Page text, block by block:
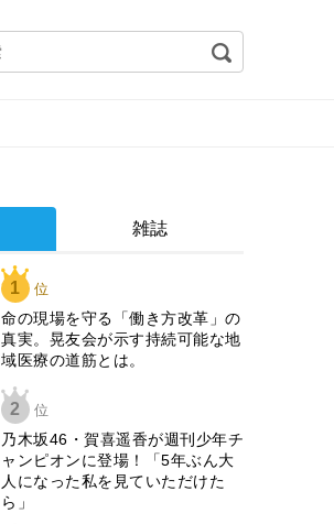
雑誌
1 位
​命の現場を守る「働き方改革」の
真実。晃友会が示す持続可能な地
域医療の道筋とは。
2 位
乃木坂46・賀喜遥香が週刊少年チ
ャンピオンに登場！「5年ぶん大
人になった私を見ていただけた
ら」